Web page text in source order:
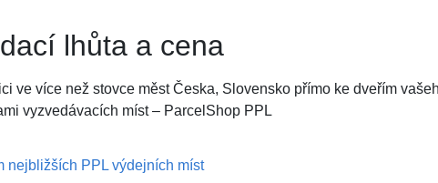
lhůta a cena
ve více než stovce měst Česka, Slovensko přímo ke dveřím
vyzvedávacích míst – ParcelShop PPL
nejbližších PPL výdejních míst